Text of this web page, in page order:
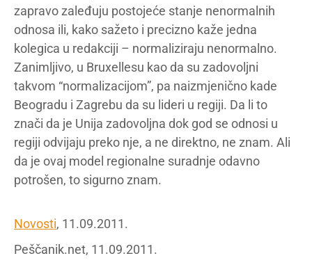
zapravo zaleđuju postojeće stanje nenormalnih
odnosa ili, kako sažeto i precizno kaže jedna
kolegica u redakciji – normaliziraju nenormalno.
Zanimljivo, u Bruxellesu kao da su zadovoljni
takvom “normalizacijom”, pa naizmjenično kade
Beogradu i Zagrebu da su lideri u regiji. Da li to
znači da je Unija zadovoljna dok god se odnosi u
regiji odvijaju preko nje, a ne direktno, ne znam. Ali
da je ovaj model regionalne suradnje odavno
potrošen, to sigurno znam.
Novosti, 11.09.2011.
Peščanik.net, 11.09.2011.